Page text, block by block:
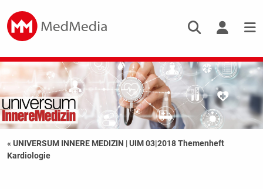
« UNIVERSUM INNERE MEDIZIN |UIM 03|2018 Themenheft
Kardiologie